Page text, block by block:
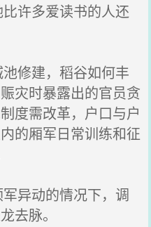
许多爱读书的人还
修建，稻谷如何丰
灾时暴露出的官员贪
度需改革，户口与户
的厢军日常训练和征
异动的情况下，调
去脉。